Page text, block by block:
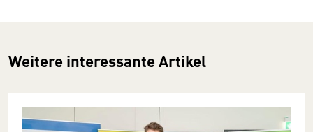
Weitere interessante Artikel